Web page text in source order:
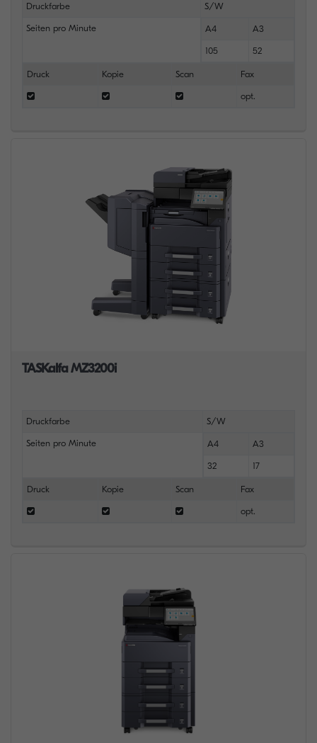
Druckfarbe S/W
Seiten pro Minute A4 A3
105 52
Druck Kopie Scan Fax
opt.
TASKalfa MZ3200i
Druckfarbe S/W
Seiten pro Minute A4 A3
32 17
Druck Kopie Scan Fax
opt.